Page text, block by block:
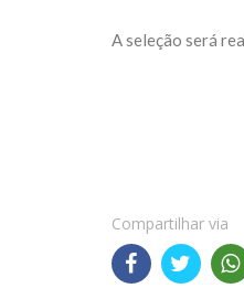
A seleção será
Compartilhar via